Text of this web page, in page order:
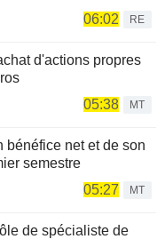
06:02
RE
d'actions propres
05:38
MT
bénéfice net et de son
semestre
05:27
MT
de spécialiste de